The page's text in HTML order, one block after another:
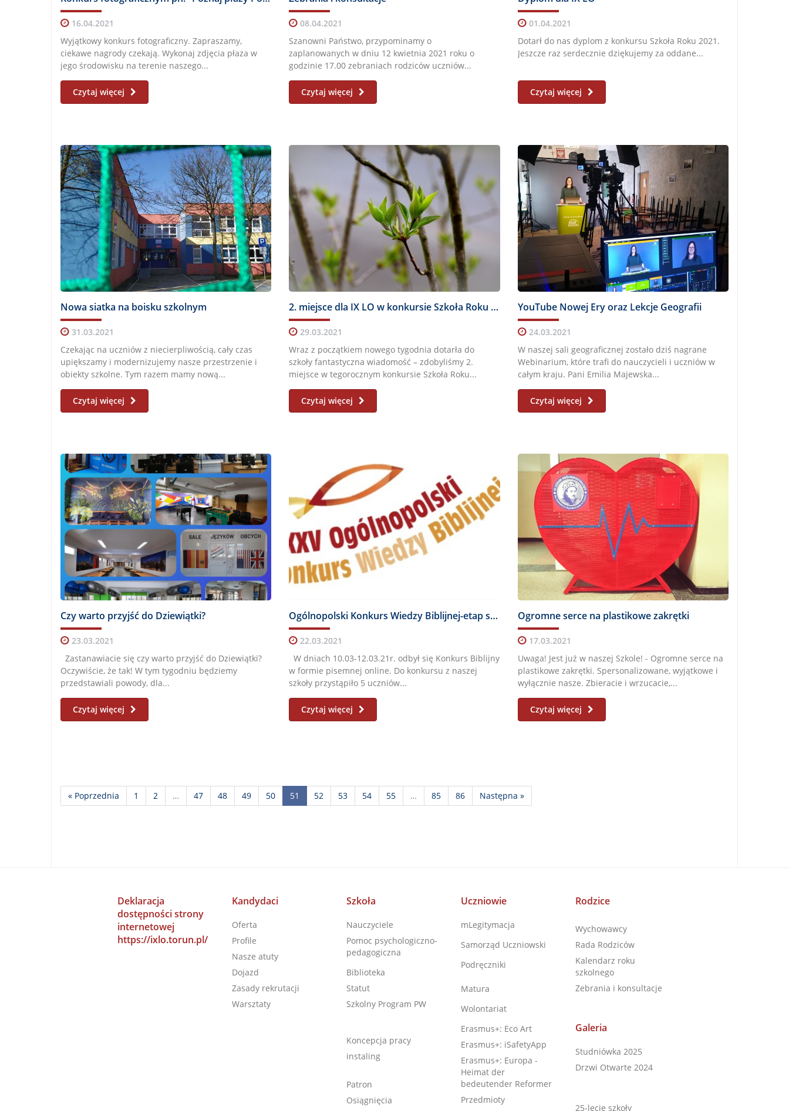
16.04.2021
Wyjątkowy konkurs fotograficzny. Zapraszamy,
ciekawe nagrody czekają. Wykonaj zdjęcia płaza w
jego środowisku na terenie naszego...
Czytaj więcej
08.04.2021
Szanowni Państwo, przypominamy o
zaplanowanych w dniu 12 kwietnia 2021 roku o
godzinie 17.00 zebraniach rodziców uczniów...
Czytaj więcej
01.04.2021
Dotarł do nas dyplom z konkursu Szkoła Roku 2021.
Jeszcze raz serdecznie dziękujemy za oddane...
Czytaj więcej
Nowa siatka na boisku szkolnym
31.03.2021
Czekając na uczniów z niecierpliwością, cały czas
upiększamy i modernizujemy nasze przestrzenie i
obiekty szkolne. Tym razem mamy nową...
Czytaj więcej
2. miejsce dla IX LO w konkursie Szkoła Roku 2021
29.03.2021
Wraz z początkiem nowego tygodnia dotarła do
szkoły fantastyczna wiadomość – zdobyliśmy 2.
miejsce w tegorocznym konkursie Szkoła Roku...
Czytaj więcej
YouTube Nowej Ery oraz Lekcje Geografii
24.03.2021
W naszej sali geograficznej zostało dziś nagrane
Webinarium, które trafi do nauczycieli i uczniów w
całym kraju. Pani Emilia Majewska...
Czytaj więcej
Czy warto przyjść do Dziewiątki?
23.03.2021
Zastanawiacie się czy warto przyjść do Dziewiątki?
Oczywiście, że tak! W tym tygodniu będziemy
przedstawiali powody, dla...
Czytaj więcej
Ogólnopolski Konkurs Wiedzy Biblijnej-etap szkolny.
22.03.2021
W dniach 10.03-12.03.21r. odbył się Konkurs Biblijny
w formie pisemnej online. Do konkursu z naszej
szkoły przystąpiło 5 uczniów...
Czytaj więcej
Ogromne serce na plastikowe zakrętki
17.03.2021
Uwaga! Jest już w naszej Szkole! - Ogromne serce na
plastikowe zakrętki. Spersonalizowane, wyjątkowe i
wyłącznie nasze. Zbieracie i wrzucacie,...
Czytaj więcej
« Poprzednia 1 2 … 47 48 49 50 51 52 53 54 55 … 85 86 Następna »
Deklaracja
dostępności strony
internetowej
https://ixlo.torun.pl/
Kandydaci
Oferta
Profile
Nasze atuty
Dojazd
Zasady rekrutacji
Warsztaty
Szkoła
Nauczyciele
Pomoc psychologiczno-
pedagogiczna
Biblioteka
Statut
Szkolny Program PW
Koncepcja pracy
instaling
Patron
Osiągnięcia
Uczniowie
mLegitymacja
Samorząd Uczniowski
Podręczniki
Matura
Wolontariat
Erasmus+: Eco Art
Erasmus+: iSafetyApp
Erasmus+: Europa -
Heimat der
bedeutender Reformer
Przedmioty
Rodzice
Wychowawcy
Rada Rodziców
Kalendarz roku
szkolnego
Zebrania i konsultacje
Galeria
Studniówka 2025
Drzwi Otwarte 2024
25-lecie szkoły